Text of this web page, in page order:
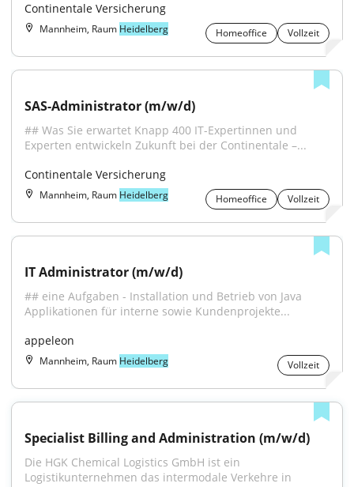
Continentale Versicherung
Mannheim, Raum Heidelberg Homeoffice Vollzeit
SAS-Administrator (m/w/d)
## Was Sie erwartet Knapp 400 IT-Expertinnen und
Experten entwickeln Zukunft bei der Continentale –...
Continentale Versicherung
Mannheim, Raum Heidelberg Homeoffice Vollzeit
IT Administrator (m/w/d)
## eine Aufgaben - Installation und Betrieb von Java
Applikationen für interne sowie Kundenprojekte...
appeleon
Mannheim, Raum Heidelberg Vollzeit
Specialist Billing and Administration (m/w/d)
Die HGK Chemical Logistics GmbH ist ein
Logistikunternehmen das intermodale Verkehre in